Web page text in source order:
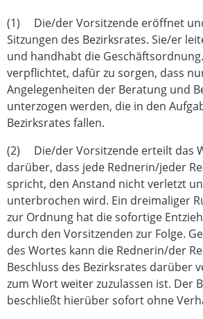
(1) Die/der Vorsitzende eröffnet
Sitzungen des Bezirksrates. Sie/er
und handhabt die
verpflichtet, dafür zu sorgen, dass
Angelegenheiten der Beratung und
unterzogen werden, die in den
Bezirksrates fallen.
(2) Die/der Vorsitzende erteilt das
darüber, dass jede Rednerin/jeder
spricht, den Anstand nicht verletzt
unterbrochen wird. Ein dreimaliger
zur Ordnung hat die sofortige
durch den Vorsitzenden zur Folge.
des Wortes kann die Rednerin/der
Beschluss des Bezirksrates darüber
zum Wort weiter zuzulassen ist. Der
beschließt hierüber sofort ohne